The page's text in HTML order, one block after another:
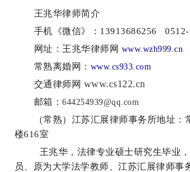
王兆华律师简介
手机《微信》： 13913686256 0512-
网址：王兆华律师网 www.wzh999.cn
常熟离婚网： www.cs933.com
交通律师网 www.cs122.cn
邮箱：644254939@qq.com
（常熟）江苏汇展律师事务所地址：
楼616室
王兆华，法律专业硕士研究生毕业
员、原为大学法学教师、江苏汇展律师事